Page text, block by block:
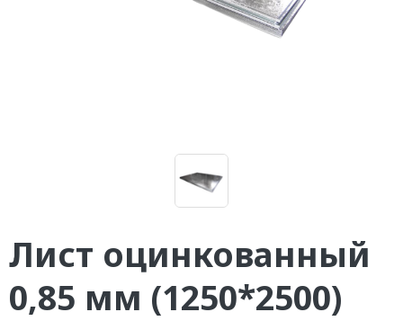
Лист оцинкованный
0,85 мм (1250*2500)